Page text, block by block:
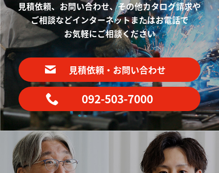
見積依頼、お問い合わせ、その他カタログ請求や
ご相談などインターネットまたはお電話で
お気軽にご相談ください
見積依頼・お問い合わせ
092-503-7000